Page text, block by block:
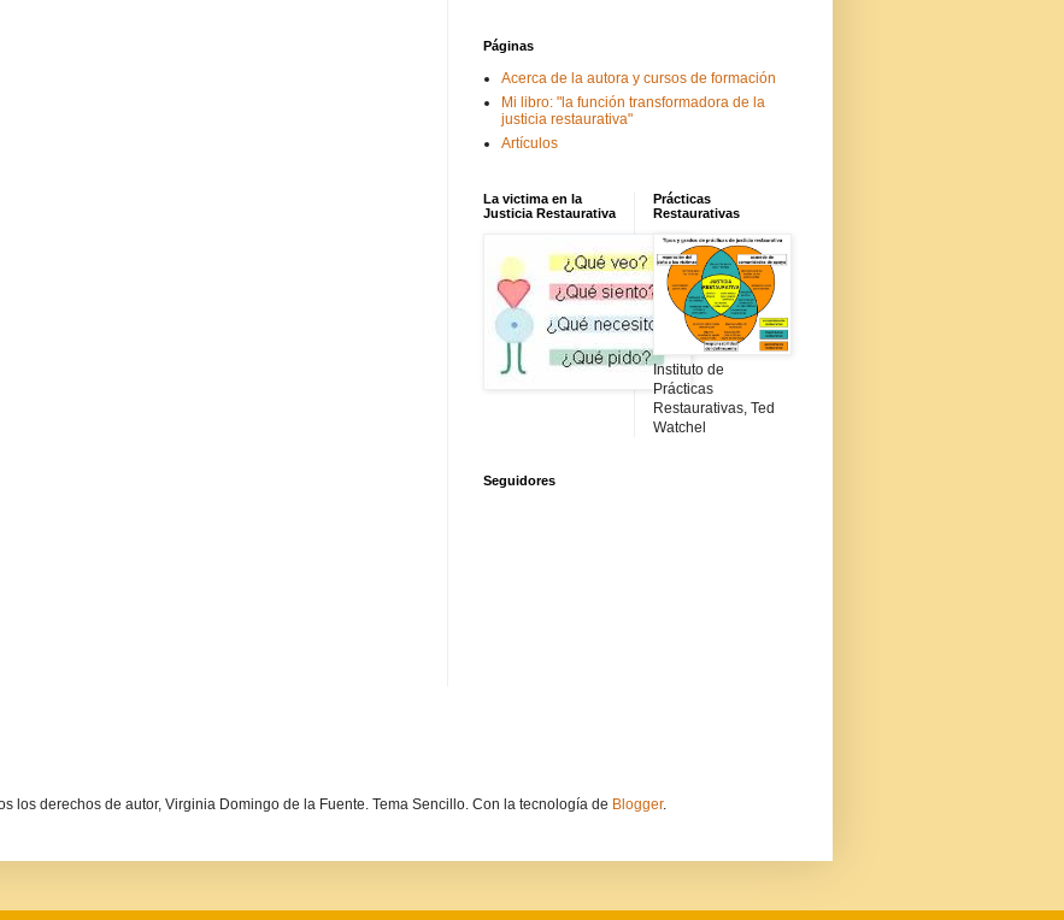
Páginas
Acerca de la autora y cursos de formación
Mi libro: "la función transformadora de la
justicia restaurativa"
Artículos
La victima en la
Justicia Restaurativa
Prácticas
Restaurativas
Instituto de
Prácticas
Restaurativas, Ted
Watchel
Seguidores
los derechos de autor, Virginia Domingo de la Fuente. Tema Sencillo. Con la tecnología de Blogger.